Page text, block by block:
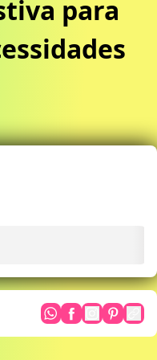
para